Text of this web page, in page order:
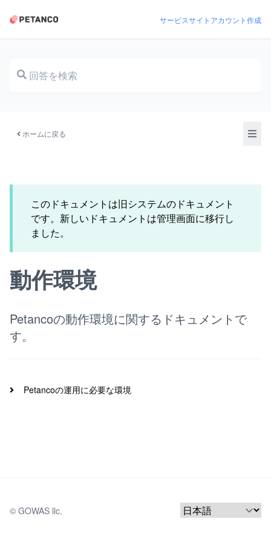
ドキュメント サービスサイト アカウント作成
ホームに戻る
このドキュメントは旧システムのドキュメント
です。新しいドキュメントは管理画面に移行し
ました。
動作環境
Petancoの動作環境に関するドキュメントで
す。
Petancoの運用に必要な環境
© GOWAS llc.